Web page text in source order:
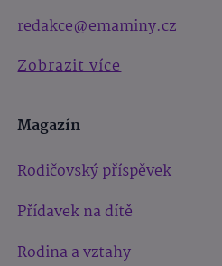
redakce@emaminy.cz
Zobrazit více
Magazín
Rodičovský příspěvek
Přídavek na dítě
Rodina a vztahy